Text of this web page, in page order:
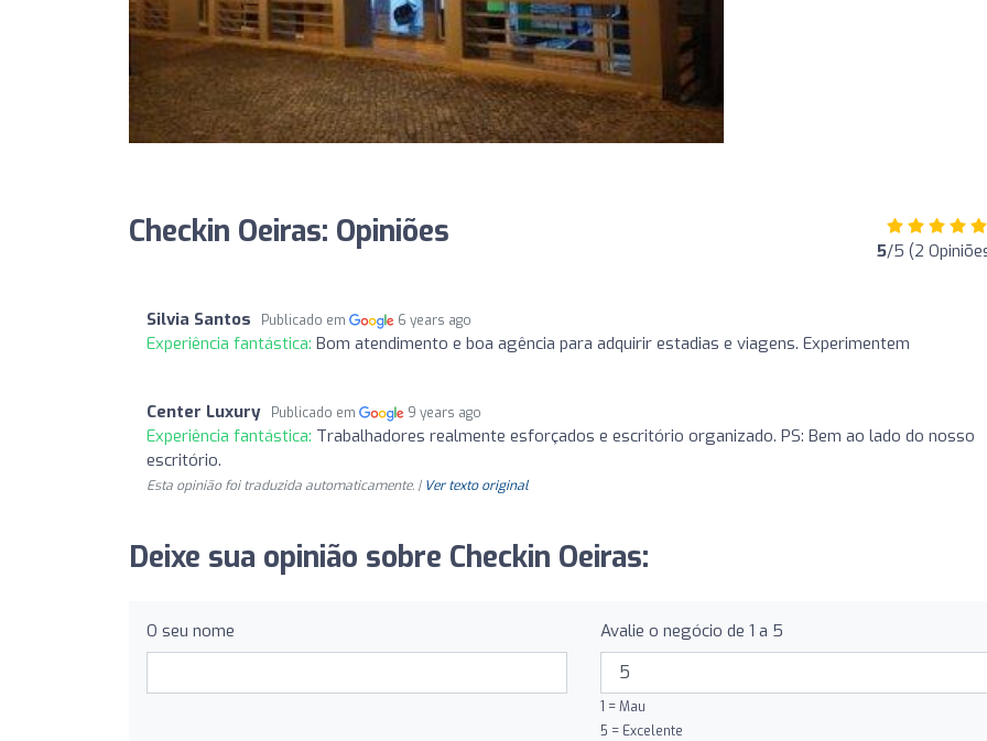
Checkin Oeiras: Opiniões 5/5 (2
Silvia Santos Publicado em 6 years ago
Experiência fantástica: Bom atendimento e boa agência para adquirir estadias e viagens. Experimentem
Center Luxury Publicado em 9 years ago
Experiência fantástica: Trabalhadores realmente esforçados e escritório organizado. PS: Bem ao lado do nosso
escritório.
Esta opinião foi traduzida automaticamente. | Ver texto original
Deixe sua opinião sobre Checkin Oeiras:
O seu nome Avalie o negócio de 1 a 5
1 = Mau
5 = Excelente